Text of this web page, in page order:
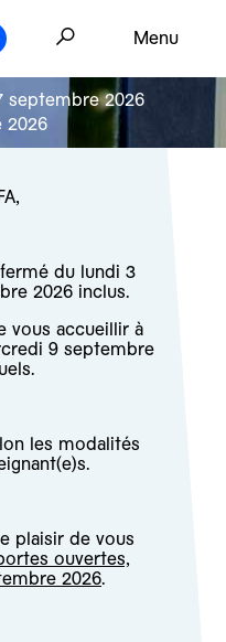
Menu
septembre 2026
2026
du lundi 3
2026 inclus.
vous accueillir à
9 septembre
les modalités
plaisir de vous
ouvertes,
2026.